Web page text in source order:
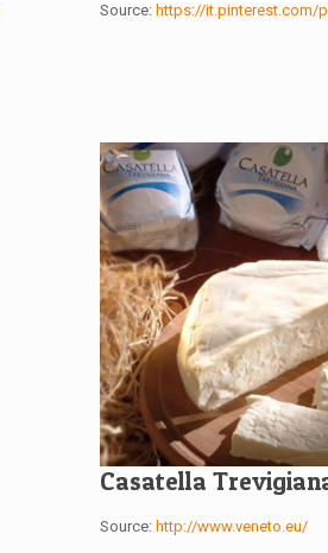
Source: https://it.pinterest.com/
Casatella
Source: http://www.veneto.eu/